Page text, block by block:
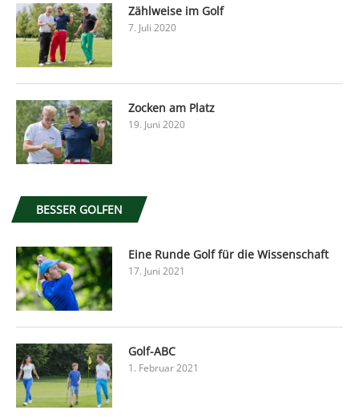
Zählweise im Golf
7. Juli 2020
Zocken am Platz
19. Juni 2020
BESSER GOLFEN
Eine Runde Golf für die Wissenschaft
17. Juni 2021
Golf-ABC
1. Februar 2021